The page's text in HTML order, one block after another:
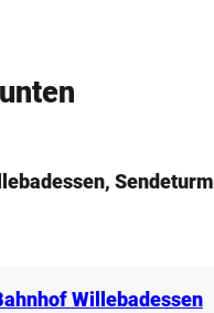
Sendeturm
Willebadessen